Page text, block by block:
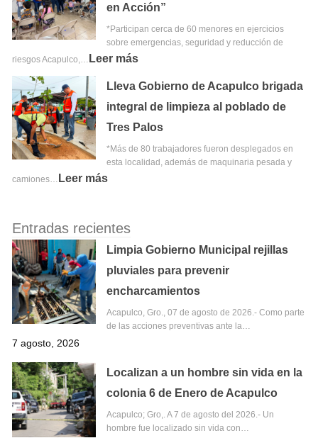
en Acción”
*Participan cerca de 60 menores en ejercicios
sobre emergencias, seguridad y reducción de
riesgos Acapulco,…
Leer más
Lleva Gobierno de Acapulco brigada
integral de limpieza al poblado de
Tres Palos
*Más de 80 trabajadores fueron desplegados en
esta localidad, además de maquinaria pesada y
camiones…
Leer más
Entradas recientes
Limpia Gobierno Municipal rejillas
pluviales para prevenir
encharcamientos
Acapulco, Gro., 07 de agosto de 2026.- Como parte
de las acciones preventivas ante la…
7 agosto, 2026
Localizan a un hombre sin vida en la
colonia 6 de Enero de Acapulco
Acapulco; Gro,. A 7 de agosto del 2026.- Un
hombre fue localizado sin vida con…